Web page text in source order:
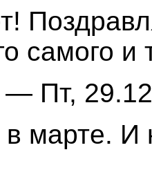
самого и
— Пт,
марте. И